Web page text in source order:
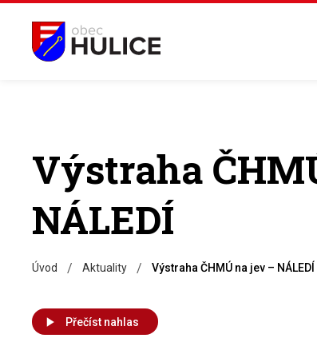
Výstraha
NÁLEDÍ
Úvod / Aktuality / Výstraha ČHMÚ na jev – NÁLEDÍ
Přečíst nahlas